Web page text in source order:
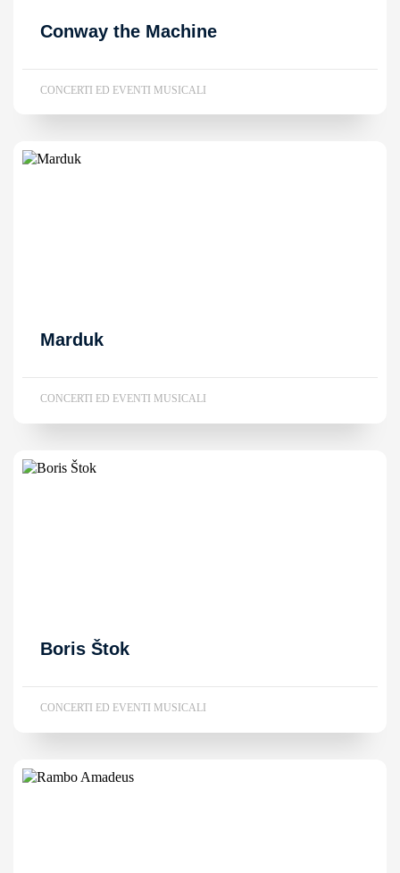
Conway the Machine
CONCERTI ED EVENTI MUSICALI
Marduk
CONCERTI ED EVENTI MUSICALI
Boris Štok
CONCERTI ED EVENTI MUSICALI